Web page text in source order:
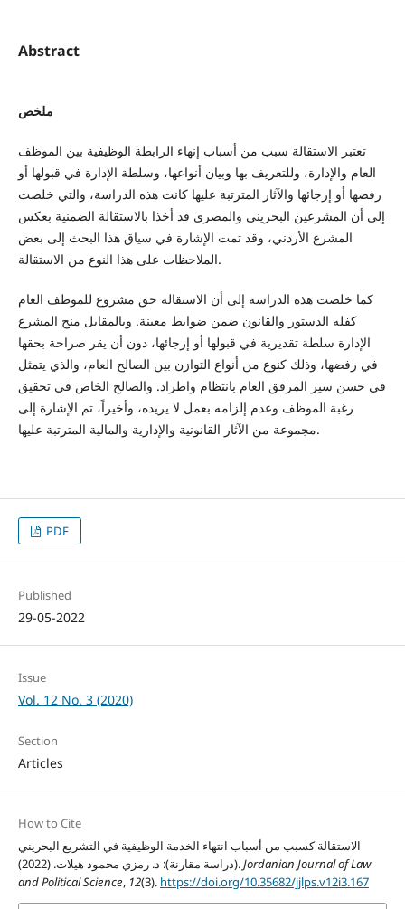
Abstract
ملخص
تعتبر الاستقالة سبب من أسباب إنهاء الرابطة الوظيفية بين الموظف
العام والإدارة، وللتعريف بها وبيان أنواعها، وسلطة الإدارة في قبولها أو
رفضها أو إرجائها والآثار المترتبة عليها كانت هذه الدراسة، والتي خلصت
إلى أن المشرعين البحريني والمصري قد أخذا بالاستقالة الضمنية بعكس
المشرع الأردني، وقد تمت الإشارة في سياق هذا البحث إلى بعض
الملاحظات على هذا النوع من الاستقالة.
كما خلصت هذه الدراسة إلى أن الاستقالة حق مشروع للموظف العام
كفله الدستور والقانون ضمن ضوابط معينة. وبالمقابل منح المشرع
الإدارة سلطة تقديرية في قبولها أو إرجائها، دون أن يقر صراحة بحقها
في رفضها، وذلك كنوع من أنواع التوازن بين الصالح العام، والذي يتمثل
في حسن سير المرفق العام بانتظام واطراد. والصالح الخاص في تحقيق
رغبة الموظف وعدم إلزامه بعمل لا يريده، وأخيراً، تم الإشارة إلى
مجموعة من الآثار القانونية والإدارية والمالية المترتبة عليها.
PDF
Published
29-05-2022
Issue
Vol. 12 No. 3 (2020)
Section
Articles
How to Cite
الاستقالة كسبب من أسباب انتهاء الخدمة الوظيفية في التشريع البحريني
(دراسة مقارنة): د. رمزي محمود هيلات. (2022).Jordanian Journal of Law
and Political Science, 12(3). https://doi.org/10.35682/jjlps.v12i3.167